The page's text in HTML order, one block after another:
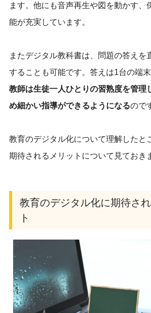
ます。他にも音声再生や図を動かす、
能が充実しています。
またデジタル教科書は、問題の答えを
することも可能です。答えは1台の端末
教師は生徒一人ひとりの習熟度を管理
め細かい指導ができるようになるので
教育のデジタル化について理解したと
期待されるメリットについて見ておき
教育のデジタル化に期待さ
ト